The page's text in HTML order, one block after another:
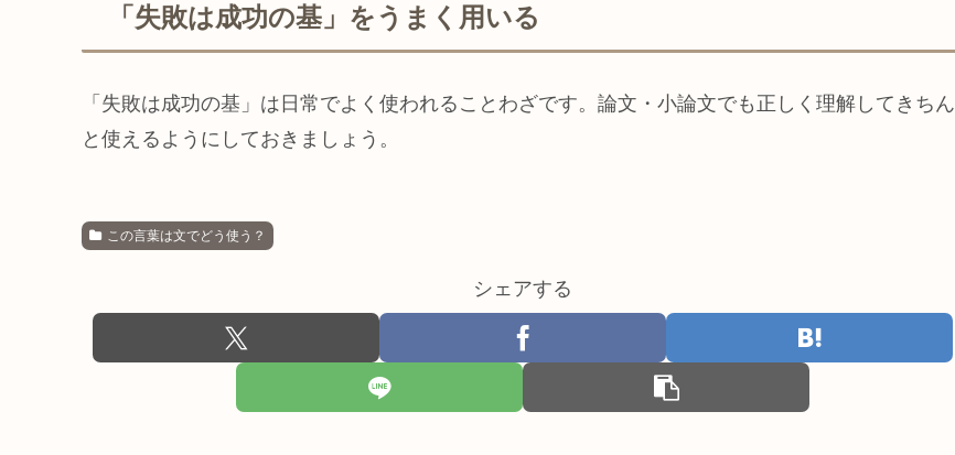
「失敗は成功の基」をうまく用いる
「失敗は成功の基」は日常でよく使われることわざです。論文・小論文でも正しく理解してきちん
と使えるようにしておきましょう。
この言葉は文でどう使う？
シェアする